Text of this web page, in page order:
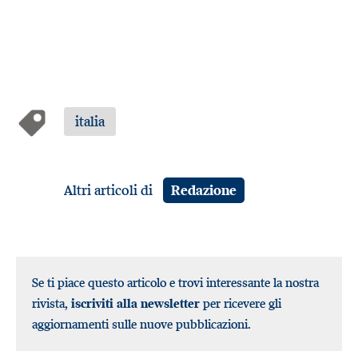
italia
Altri articoli di Redazione
Se ti piace questo articolo e trovi interessante la nostra
rivista, iscriviti alla newsletter per ricevere gli
aggiornamenti sulle nuove pubblicazioni.